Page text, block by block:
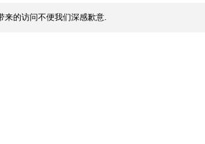
的访问不便我们深感歉意.